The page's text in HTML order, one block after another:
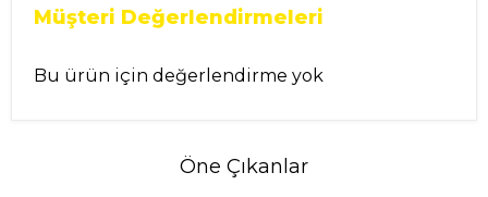
Müşteri Değerlendirmeleri
Bu ürün için değerlendirme yok
Öne Çıkanlar